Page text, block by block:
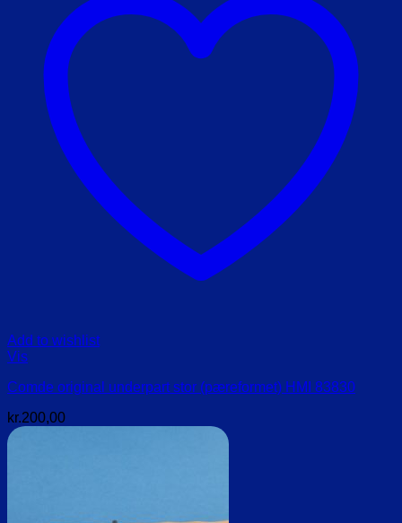
Add to wishlist
Vis
Comde original underpart stor (pæreformet) HMI 83830
kr.200,00